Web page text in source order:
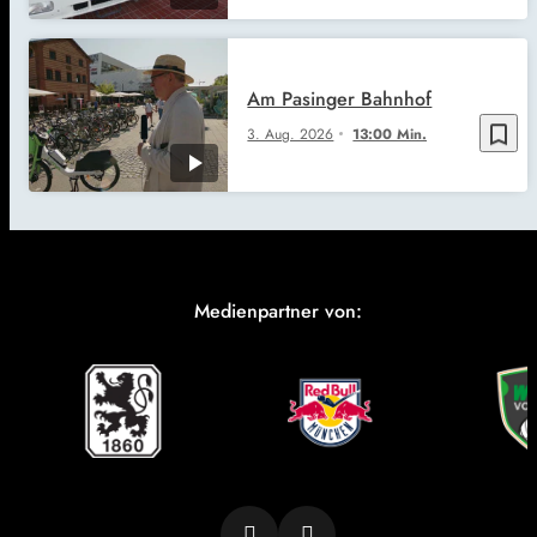
bookmark_border
3. Aug. 2026 13:00 Min.
Am Pasinger Bahnhof
Medienpartner von: